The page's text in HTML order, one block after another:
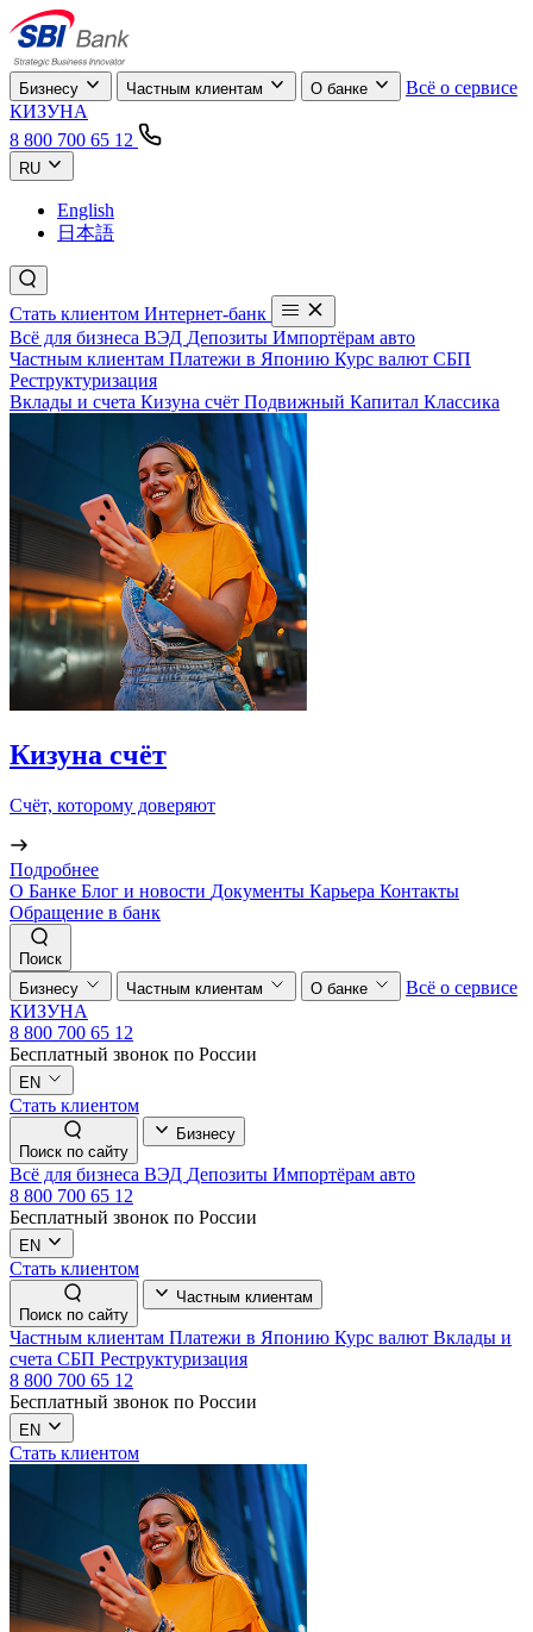
Бизнесу Частным клиентам О банке
Всё о сервисе
КИЗУНА
8 800 700 65 12
RU
English
日本語
Стать клиентом Интернет-банк
Всё для бизнеса ВЭД Депозиты Импортёрам авто
Частным клиентам Платежи в Японию Курс валют СБП
Реструктуризация
Вклады и счета Кизуна счёт Подвижный Капитал Классика
Кизуна счёт
Счёт, которому доверяют
Подробнее
О Банке Блог и новости Документы Карьера Контакты
Обращение в банк
Поиск
Бизнесу
Частным клиентам О банке
Всё о сервисе
КИЗУНА
8 800 700 65 12
Бесплатный звонок по России
EN
Стать клиентом
Поиск по сайту
Бизнесу
Всё для бизнеса ВЭД Депозиты Импортёрам авто
8 800 700 65 12
Бесплатный звонок по России
EN
Стать клиентом
Поиск по сайту
Частным клиентам
Частным клиентам Платежи в Японию Курс валют Вклады и
счета СБП Реструктуризация
8 800 700 65 12
Бесплатный звонок по России
EN
Стать клиентом